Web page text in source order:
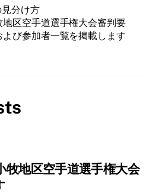
分け方
区空手道選手権大会審判要
よび参加者一覧を掲載します
牧地区空手道選手権大会